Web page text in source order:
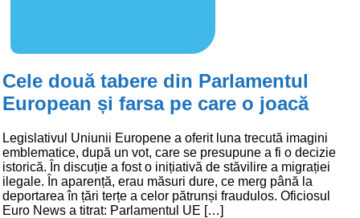
Cele două tabere din Parlamentul
European și farsa pe care o joacă
Legislativul Uniunii Europene a oferit luna trecută imagini
emblematice, după un vot, care se presupune a fi o decizie
istorică. În discuție a fost o inițiativă de stăvilire a migrației
ilegale. În aparență, erau măsuri dure, ce merg până la
deportarea în țări terțe a celor pătrunși fraudulos. Oficiosul
Euro News a titrat: Parlamentul UE […]